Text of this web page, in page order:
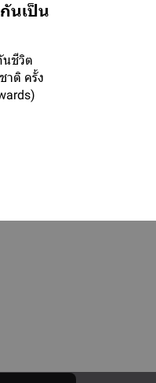
นเป็น
นชีวิต
าติ ครั้ง